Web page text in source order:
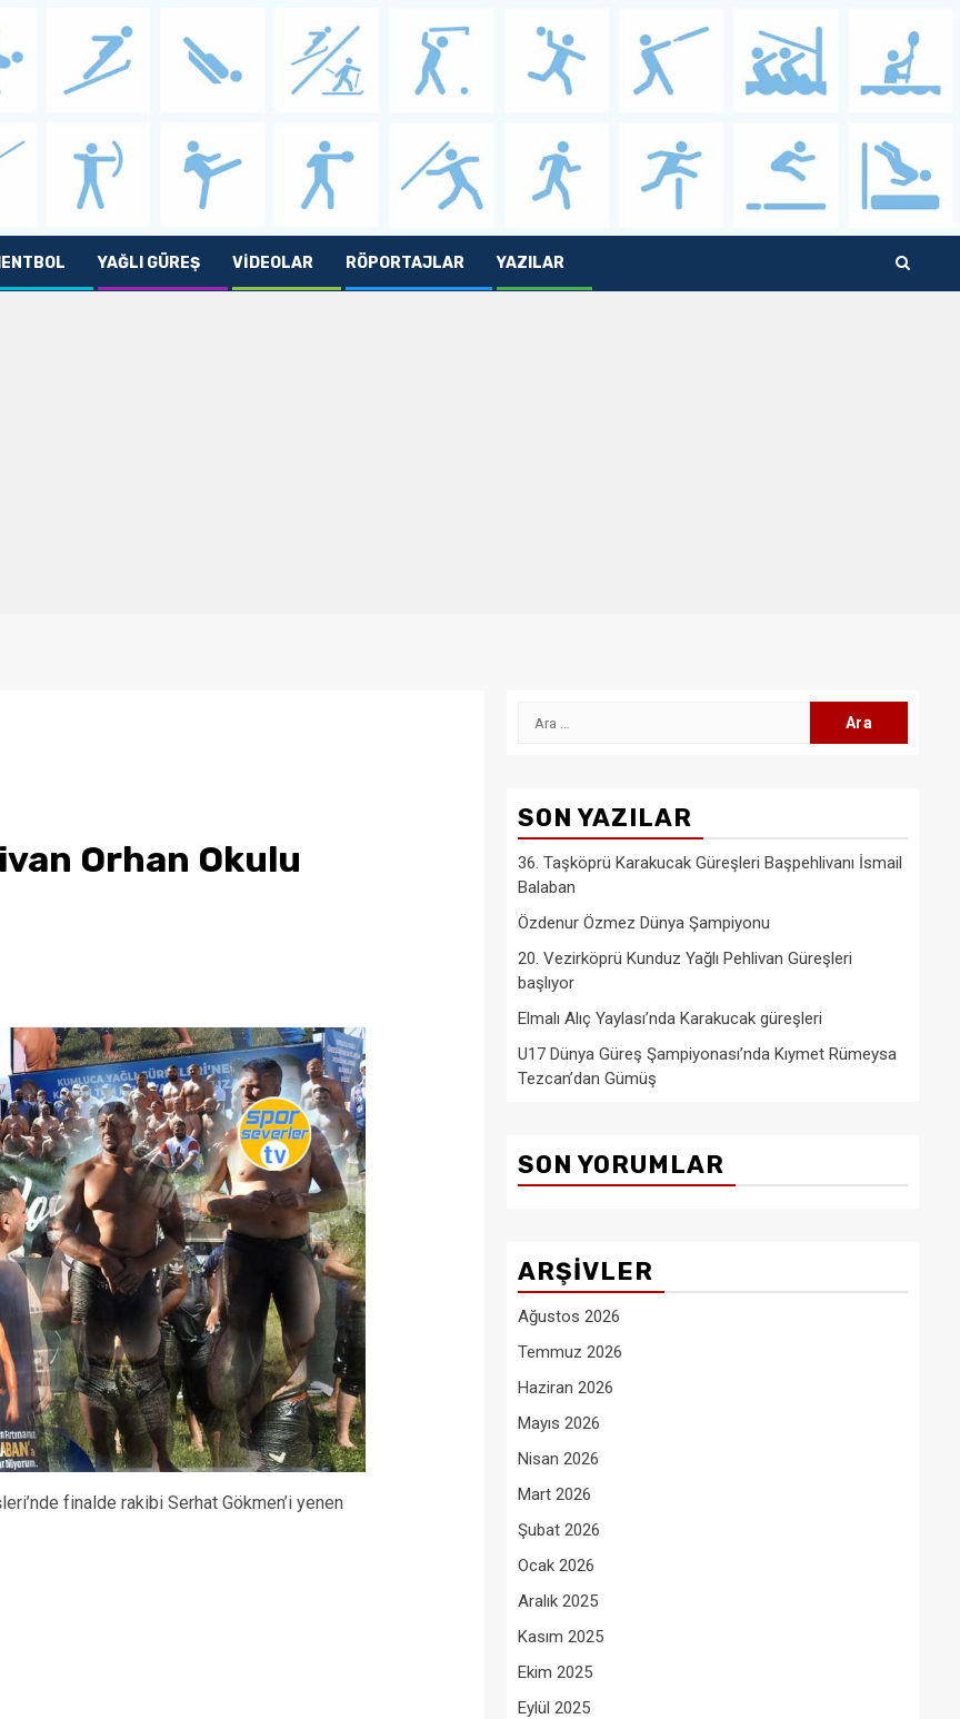
YAĞLI GÜREŞ VIDEOLAR RÖPORTAJLAR YAZILAR
Orhan Okulu
finalde rakibi Serhat Gökmen’i yenen
Arama:
SON YAZILAR
36. Taşköprü Karakucak Güreşleri Başpehlivanı İsmail
Balaban
Özdenur Özmez Dünya Şampiyonu
20. Vezirköprü Kunduz Yağlı Pehlivan Güreşleri
başlıyor
Elmalı Alıç Yaylası’nda Karakucak güreşleri
U17 Dünya Güreş Şampiyonası’nda Kıymet Rümeysa
Tezcan’dan Gümüş
SON YORUMLAR
ARŞIVLER
Ağustos 2026
Temmuz 2026
Haziran 2026
Mayıs 2026
Nisan 2026
Mart 2026
Şubat 2026
Ocak 2026
Aralık 2025
Kasım 2025
Ekim 2025
Eylül 2025